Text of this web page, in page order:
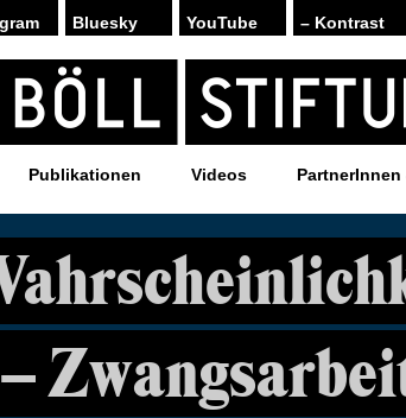
Bluesky YouTube – Kontrast
Publikationen Videos